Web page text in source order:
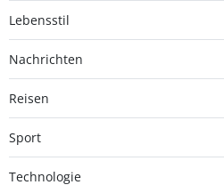
Lebensstil
Nachrichten
Reisen
Sport
Technologie